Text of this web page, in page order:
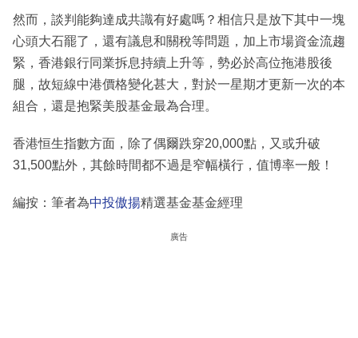
然而，談判能夠達成共識有好處嗎？相信只是放下其中一塊
心頭大石罷了，還有議息和關稅等問題，加上市場資金流趨
緊，香港銀行同業拆息持續上升等，勢必於高位拖港股後
腿，故短線中港價格變化甚大，對於一星期才更新一次的本
組合，還是抱緊美股基金最為合理。
香港恒生指數方面，除了偶爾跌穿20,000點，又或升破
31,500點外，其餘時間都不過是窄幅橫行，值博率一般！
編按：筆者為中投傲揚精選基金基金經理
廣告